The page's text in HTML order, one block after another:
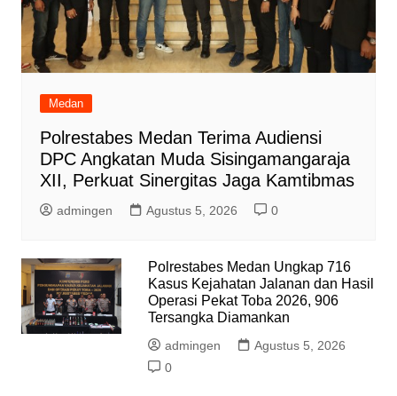
Medan
Polrestabes Medan Terima Audiensi
DPC Angkatan Muda Sisingamangaraja
XII, Perkuat Sinergitas Jaga Kamtibmas
admingen Agustus 5, 2026 0
Polrestabes Medan Ungkap 716
Kasus Kejahatan Jalanan dan Hasil
Operasi Pekat Toba 2026, 906
Tersangka Diamankan
admingen
Agustus 5, 2026
0